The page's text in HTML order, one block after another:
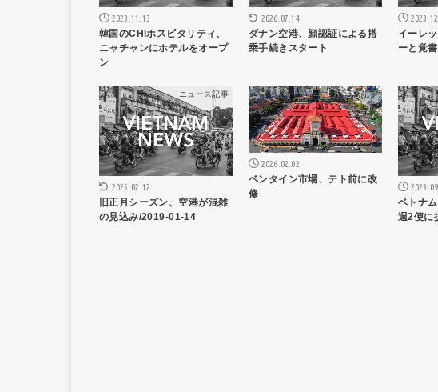
2023.11.13
韓国のCHIホスピタリティ、
ニャチャンにホテルをオープ
ン
2026.07.14
ダナン空港、顔認証による搭
乗手続きスタート
イーレ
ーと覚
ニュース記事
2025.02.12
旧正月シーズン、空港が混雑
の見込み/2019-01-14
ニュース記事
2026.02.02
ベンタイン市場、テト前に改
修
ベトナ
週2便に